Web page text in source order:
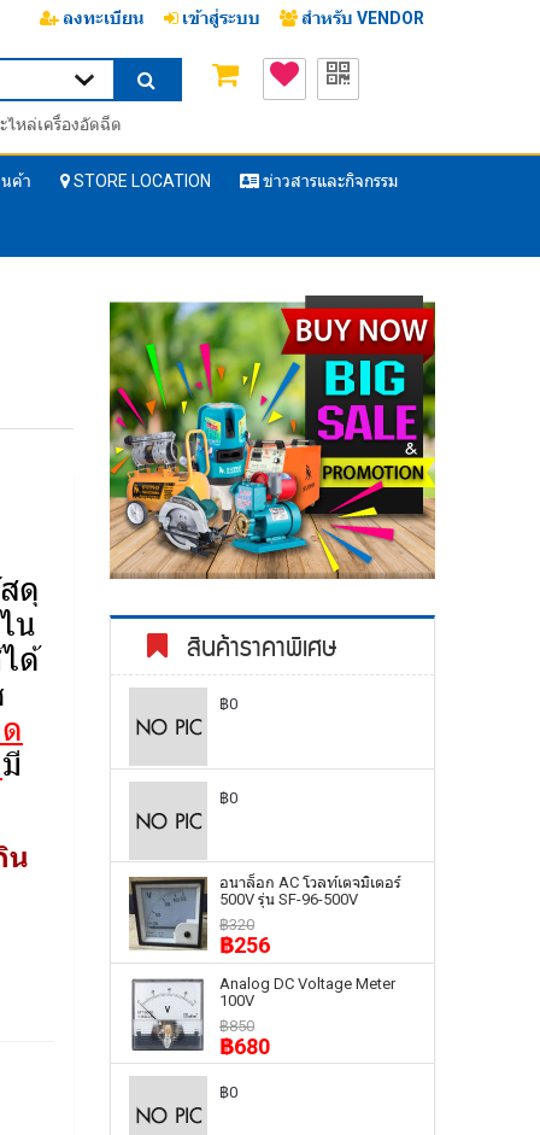
ลงทะเบียน เข้าสู่ระบบ สำหรับ VENDOR
ไหล่เครื่องอัดฉีด
ค้า STORE LOCATION ข่าวสารและกิจกรรม
ดุ
น
ด้
มี
น
สินค้าราคาพิเศษ
฿0
฿0
อนาล็อก AC โวลท์เตจมิเตอร์
500V รุ่น SF-96-500V
฿320
฿256
Analog DC Voltage Meter
100V
฿850
฿680
฿0